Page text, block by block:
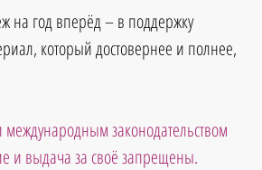
на год вперёд – в поддержку
который достовернее и полнее,
международным законодательством
и выдача за своё запрещены.